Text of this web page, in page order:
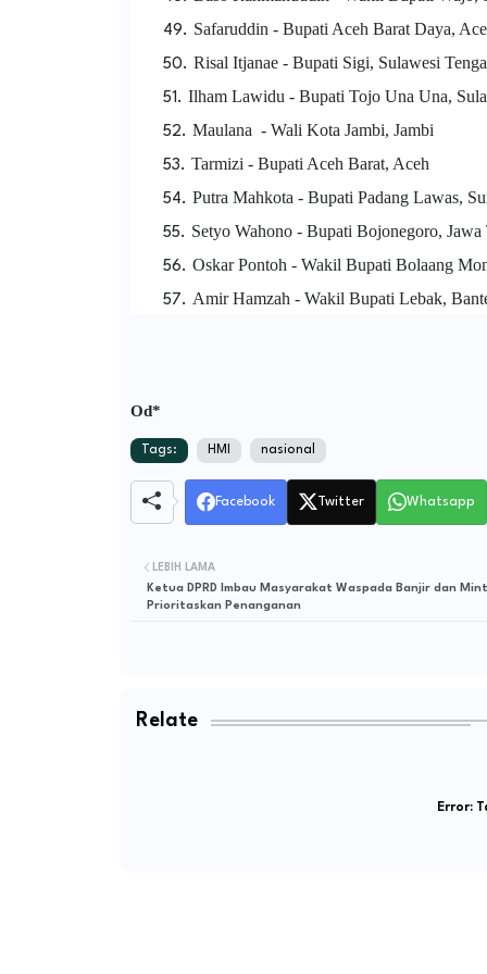
Safaruddin - Bupati Aceh Barat Daya,
Risal Itjanae - Bupati Sigi, Sulawesi
Ilham Lawidu - Bupati Tojo Una Una,
Maulana - Wali Kota Jambi, Jambi
Tarmizi - Bupati Aceh Barat, Aceh
Putra Mahkota - Bupati Padang Lawas,
Setyo Wahono - Bupati Bojonegoro, Jawa
Oskar Pontoh - Wakil Bupati Bolaang
Amir Hamzah - Wakil Bupati Lebak,
Od*
Tags: HMI nasional
Facebook Twitter Whatsapp
LEBIH LAMA
Ketua DPRD Imbau Masyarakat Waspada Banjir dan
Prioritaskan Penanganan
Relate
Error: